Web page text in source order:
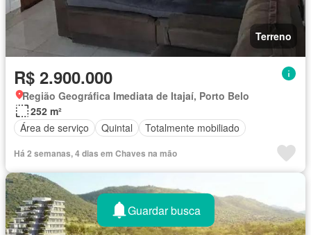
Terreno
R$ 2.900.000
Região Geográfica Imediata de Itajaí, Porto Belo
252 m²
Área de serviço
Quintal Totalmente mobiliado
Há 2 semanas, 4 dias em Chaves na mão
Guardar busca